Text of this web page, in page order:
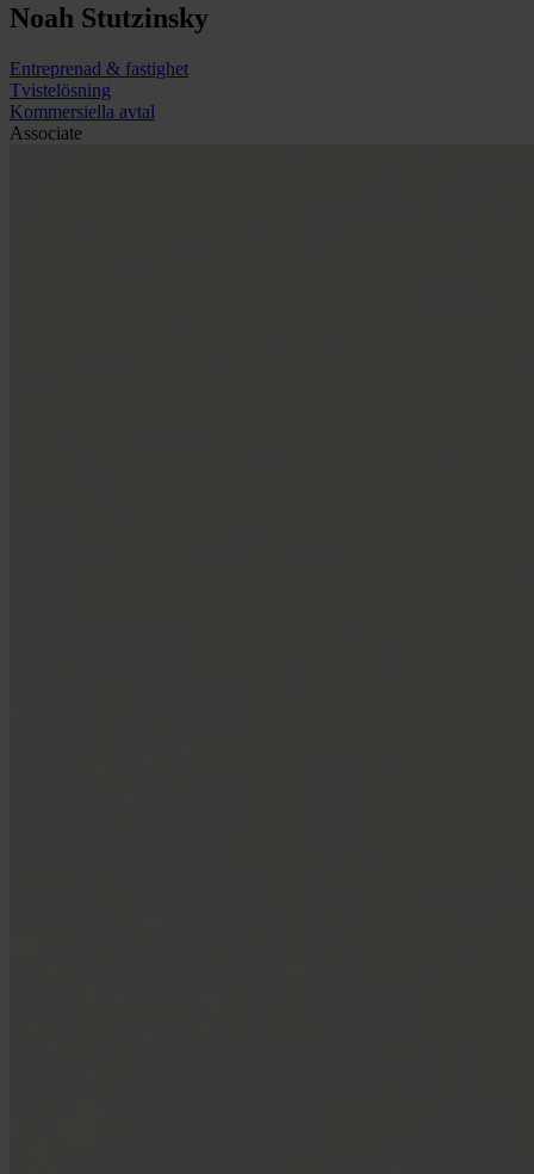
Noah Stutzinsky
Entreprenad & fastighet
Tviste­lösning
Kommers­­iella avtal
Associate